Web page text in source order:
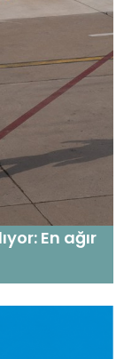
En ağır